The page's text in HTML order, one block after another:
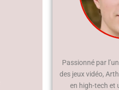
Passionné par
des jeux vidéo,
en high-tech et